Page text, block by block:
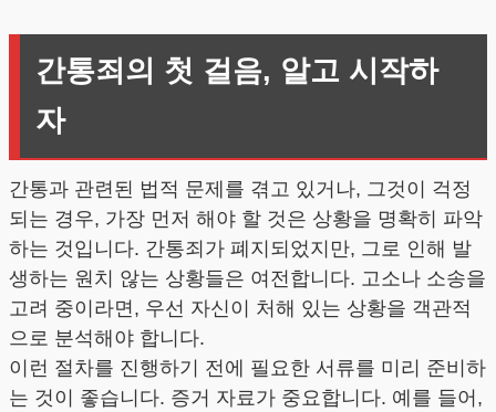
간통죄의 첫 걸음, 알고 시작하
자
간통과 관련된 법적 문제를 겪고 있거나, 그것이 걱정
되는 경우, 가장 먼저 해야 할 것은 상황을 명확히 파악
하는 것입니다. 간통죄가 폐지되었지만, 그로 인해 발
생하는 원치 않는 상황들은 여전합니다. 고소나 소송을
고려 중이라면, 우선 자신이 처해 있는 상황을 객관적
으로 분석해야 합니다.
이런 절차를 진행하기 전에 필요한 서류를 미리 준비하
는 것이 좋습니다. 증거 자료가 중요합니다. 예를 들어,